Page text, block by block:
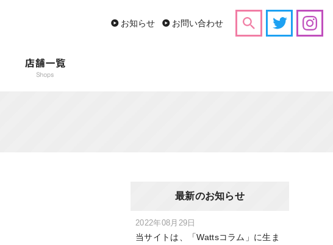
お知らせ お問い合わせ
最新のお知らせ
2022年08月29日
当サイトは、「Wattsコラム」に生ま